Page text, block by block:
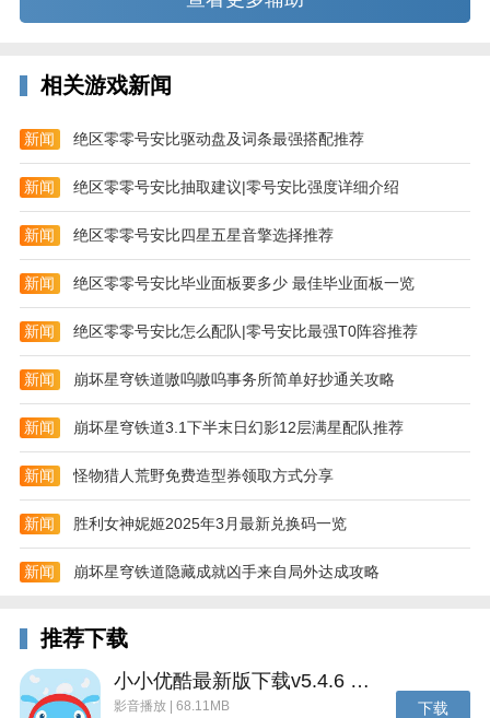
相关游戏新闻
新闻 绝区零零号安比驱动盘及词条最强搭配推荐
新闻 绝区零零号安比抽取建议|零号安比强度详细介绍
新闻 绝区零零号安比四星五星音擎选择推荐
新闻 绝区零零号安比毕业面板要多少 最佳毕业面板一览
新闻 绝区零零号安比怎么配队|零号安比最强T0阵容推荐
新闻 崩坏星穹铁道嗷呜嗷呜事务所简单好抄通关攻略
新闻 崩坏星穹铁道3.1下半末日幻影12层满星配队推荐
新闻 怪物猎人荒野免费造型券领取方式分享
新闻 胜利女神妮姬2025年3月最新兑换码一览
新闻 崩坏星穹铁道隐藏成就凶手来自局外达成攻略
推荐下载
小小优酷最新版下载v5.4.6 安卓官方版
影音播放 | 68.11MB 下载